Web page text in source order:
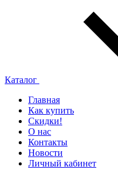
Каталог
Главная
Как купить
Скидки!
О нас
Контакты
Новости
Личный кабинет